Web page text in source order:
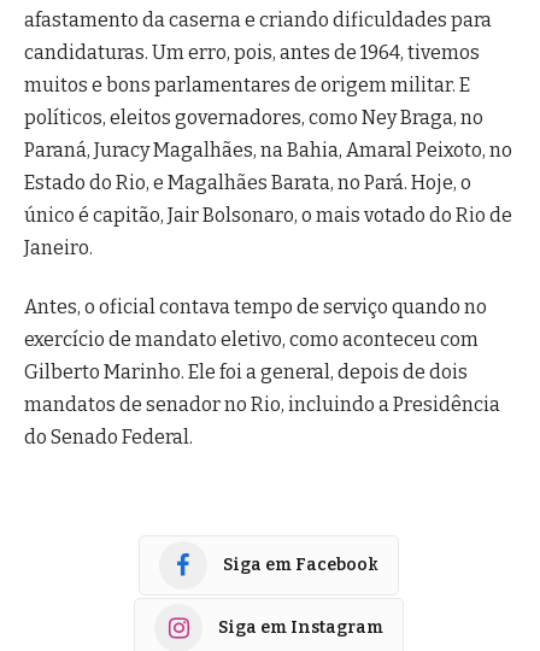
afastamento da caserna e criando dificuldades para
candidaturas. Um erro, pois, antes de 1964, tivemos
muitos e bons parlamentares de origem militar. E
políticos, eleitos governadores, como Ney Braga, no
Paraná, Juracy Magalhães, na Bahia, Amaral Peixoto, no
Estado do Rio, e Magalhães Barata, no Pará. Hoje, o
único é capitão, Jair Bolsonaro, o mais votado do Rio de
Janeiro.
Antes, o oficial contava tempo de serviço quando no
exercício de mandato eletivo, como aconteceu com
Gilberto Marinho. Ele foi a general, depois de dois
mandatos de senador no Rio, incluindo a Presidência
do Senado Federal.
Siga em Facebook
Siga em Instagram